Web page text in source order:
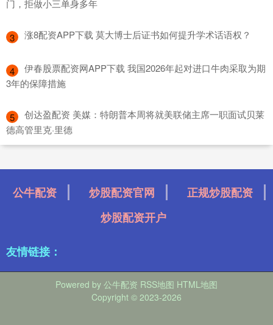
门，拒做小三单身多年
3 ​涨8配资APP下载 莫大博士后证书如何提升学术话语权？
4
​伊春股票配资网APP下载 我国2026年起对进口牛肉采取为期
3年的保障措施
5
​创达盈配资 美媒：特朗普本周将就美联储主席一职面试贝莱
德高管里克·里德
公牛配资 炒股配资官网
正规炒股配资
炒股配资开户
友情链接：
Powered by 公牛配资 RSS地图 HTML地图
Copyright © 2023-2026